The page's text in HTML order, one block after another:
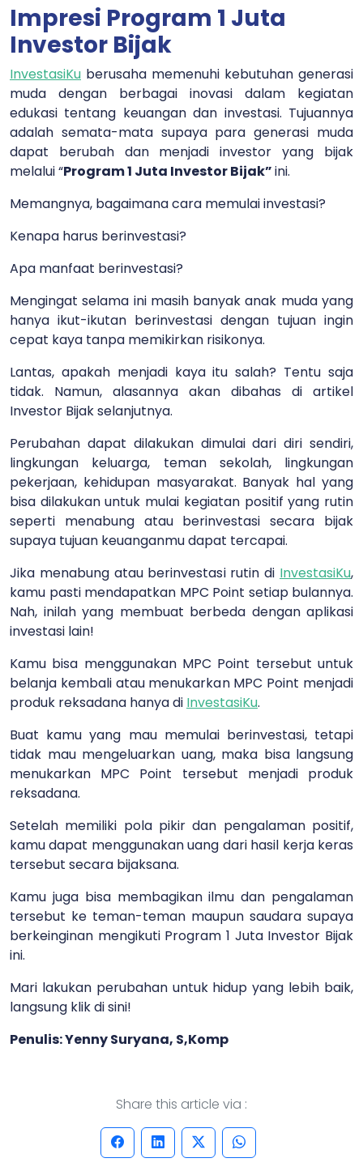
Impresi Program 1 Juta
Investor Bijak
InvestasiKu berusaha memenuhi kebutuhan generasi
muda dengan berbagai inovasi dalam kegiatan
edukasi tentang keuangan dan investasi. Tujuannya
adalah semata-mata supaya para generasi muda
dapat berubah dan menjadi investor yang bijak
melalui “Program 1 Juta Investor Bijak”ini.
Memangnya, bagaimana cara memulai investasi?
Kenapa harus berinvestasi?
Apa manfaat berinvestasi?
Mengingat selama ini masih banyak anak muda yang
hanya ikut-ikutan berinvestasi dengan tujuan ingin
cepat kaya tanpa memikirkan risikonya.
Lantas, apakah menjadi kaya itu salah? Tentu saja
tidak. Namun, alasannya akan dibahas di artikel
Investor Bijak selanjutnya.
Perubahan dapat dilakukan dimulai dari diri sendiri,
lingkungan keluarga, teman sekolah, lingkungan
pekerjaan, kehidupan masyarakat. Banyak hal yang
bisa dilakukan untuk mulai kegiatan positif yang rutin
seperti menabung atau berinvestasi secara bijak
supaya tujuan keuanganmu dapat tercapai.
Jika menabung atau berinvestasi rutin di InvestasiKu,
kamu pasti mendapatkan MPC Point setiap bulannya.
Nah, inilah yang membuat berbeda dengan aplikasi
investasi lain!
Kamu bisa menggunakan MPC Point tersebut untuk
belanja kembali atau menukarkan MPC Point menjadi
produk reksadana hanya di InvestasiKu.
Buat kamu yang mau memulai berinvestasi, tetapi
tidak mau mengeluarkan uang, maka bisa langsung
menukarkan MPC Point tersebut menjadi produk
reksadana.
Setelah memiliki pola pikir dan pengalaman positif,
kamu dapat menggunakan uang dari hasil kerja keras
tersebut secara bijaksana.
Kamu juga bisa membagikan ilmu dan pengalaman
tersebut ke teman-teman maupun saudara supaya
berkeinginan mengikuti Program 1 Juta Investor Bijak
ini.
Mari lakukan perubahan untuk hidup yang lebih baik,
langsung klik di sini!
Penulis: Yenny Suryana, S,Komp
Share this article via :